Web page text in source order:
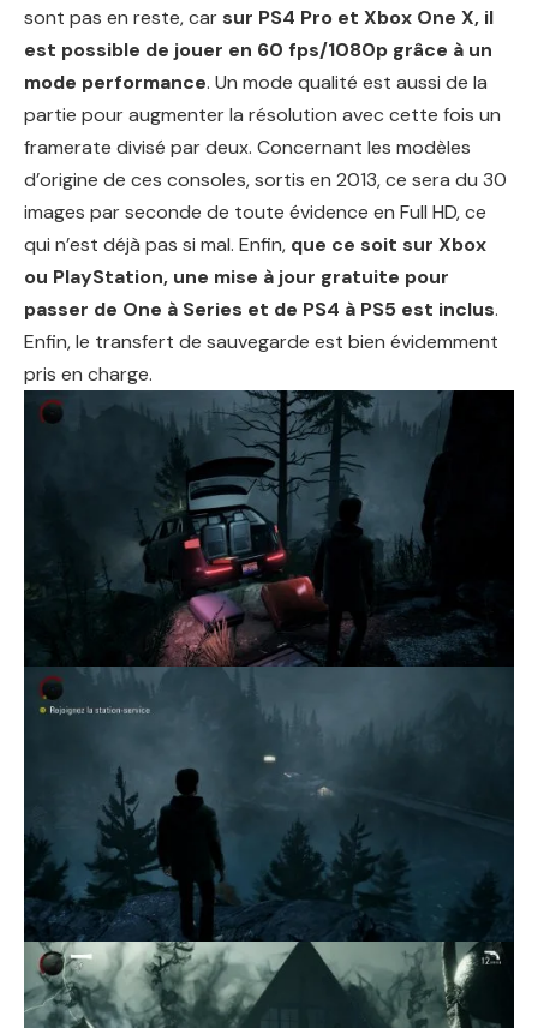
sont pas en reste, car sur PS4 Pro et Xbox One X, il
est possible de jouer en 60 fps/1080p grâce à un
mode performance. Un mode qualité est aussi de la
partie pour augmenter la résolution avec cette fois un
framerate divisé par deux. Concernant les modèles
d’origine de ces consoles, sortis en 2013, ce sera du 30
images par seconde de toute évidence en Full HD, ce
qui n’est déjà pas si mal. Enfin, que ce soit sur Xbox
ou PlayStation, une mise à jour gratuite pour
passer de One à Series et de PS4 à PS5 est inclus.
Enfin, le transfert de sauvegarde est bien évidemment
pris en charge.